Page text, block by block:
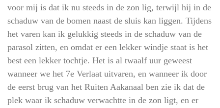
voor mij is dat ik nu steeds in de zon lig, terwijl hij in de
schaduw van de bomen naast de sluis kan liggen. Tijdens
het varen kan ik gelukkig steeds in de schaduw van de
parasol zitten, en omdat er een lekker windje staat is het
best een lekker tochtje. Het is al twaalf uur geweest
wanneer we het 7e Verlaat uitvaren, en wanneer ik door
de eerst brug van het Ruiten Aakanaal ben zie ik dat de
plek waar ik schaduw verwachtte in de zon ligt, en er